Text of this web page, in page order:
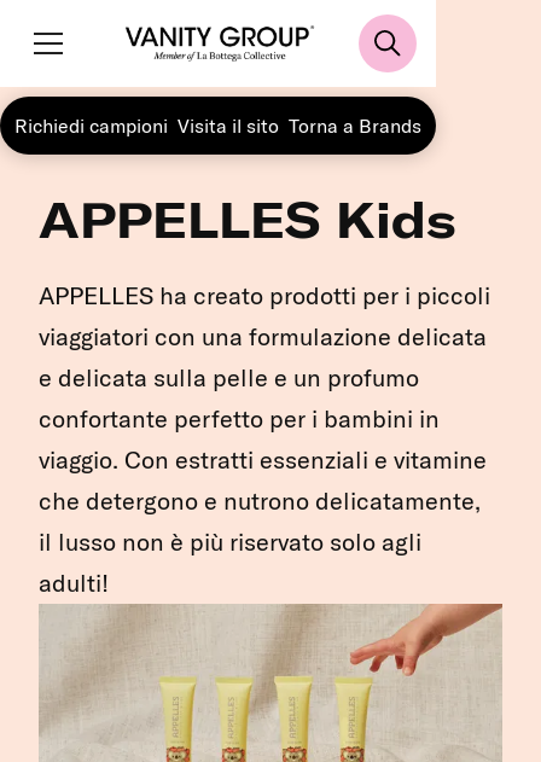
Richiedi campioni Visita il sito Torna a Brands
APPELLES Kids
APPELLES ha creato prodotti per i piccoli
viaggiatori con una formulazione delicata
e delicata sulla pelle e un profumo
confortante perfetto per i bambini in
viaggio. Con estratti essenziali e vitamine
che detergono e nutrono delicatamente,
il lusso non è più riservato solo agli
adulti!